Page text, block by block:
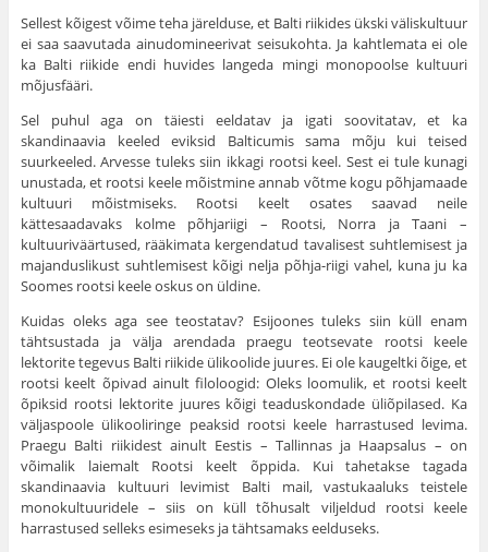
Sellest kõigest võime teha järelduse, et Balti riikides ükski väliskultuur
ei saa saavutada ainudomineerivat seisukohta. Ja kahtlemata ei ole
ka Balti riikide endi huvides langeda mingi monopoolse kultuuri
mõjusfääri.
Sel puhul aga on täiesti eeldatav ja igati soovitatav, et ka
skandinaavia keeled eviksid Balticumis sama mõju kui teised
suurkeeled. Arvesse tuleks siin ikkagi rootsi keel. Sest ei tule kunagi
unustada, et rootsi keele mõistmine annab võtme kogu põhjamaade
kultuuri mõistmiseks. Rootsi keelt osates saavad neile
kättesaadavaks kolme põhjariigi – Rootsi, Norra ja Taani –
kultuuriväärtused, rääkimata kergendatud tavalisest suhtlemisest ja
majanduslikust suhtlemisest kõigi nelja põhja-riigi vahel, kuna ju ka
Soomes rootsi keele oskus on üldine.
Kuidas oleks aga see teostatav? Esijoones tuleks siin küll enam
tähtsustada ja välja arendada praegu teotsevate rootsi keele
lektorite tegevus Balti riikide ülikoolide juures. Ei ole kaugeltki õige, et
rootsi keelt õpivad ainult filoloogid: Oleks loomulik, et rootsi keelt
õpiksid rootsi lektorite juures kõigi teaduskondade üliõpilased. Ka
väljaspoole ülikooliringe peaksid rootsi keele harrastused levima.
Praegu Balti riikidest ainult Eestis – Tallinnas ja Haapsalus – on
võimalik laiemalt Rootsi keelt õppida. Kui tahetakse tagada
skandinaavia kultuuri levimist Balti mail, vastukaaluks teistele
monokultuuridele – siis on küll tõhusalt viljeldud rootsi keele
harrastused selleks esimeseks ja tähtsamaks eelduseks.